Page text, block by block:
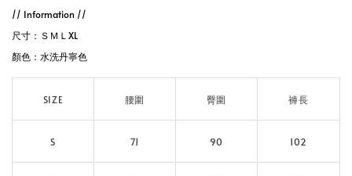
// Information //
尺寸：ＳＭＬXL
顏色：水洗丹寧色
SIZE 腰圍 臀圍 褲長
S 71 90 102